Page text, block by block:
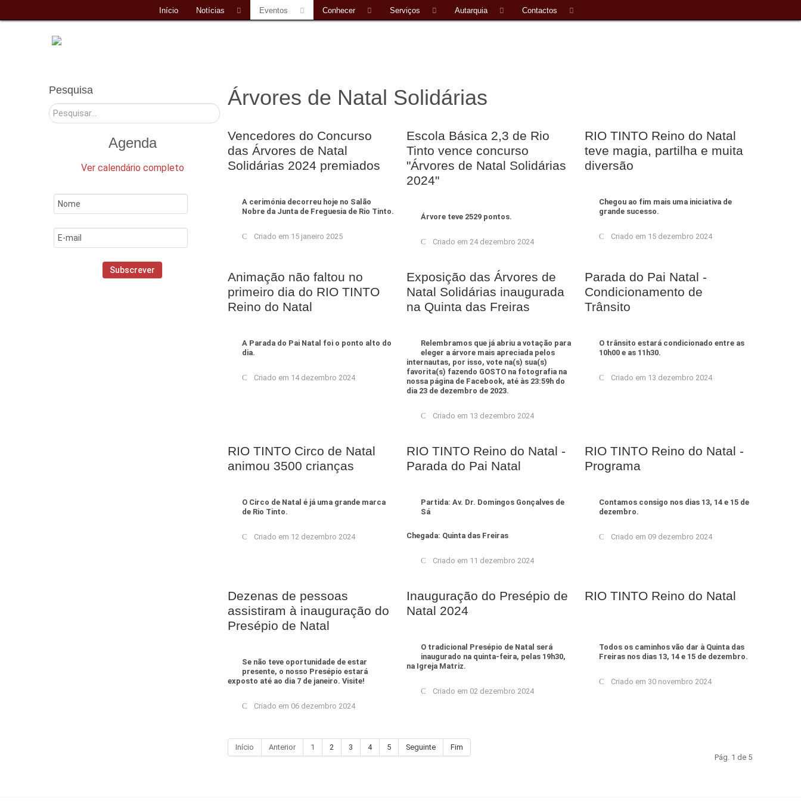
Início Notícias Eventos Conhecer Serviços Autarquia Contactos
Pesquisa
Pesquisar
Agenda
Ver calendário completo
Árvores de Natal Solidárias
Vencedores do Concurso
das Árvores de Natal
Solidárias 2024 premiados
A cerimónia decorreu hoje no Salão
Nobre da Junta de Freguesia de Rio Tinto.
Criado em 15 janeiro 2025
Escola Básica 2,3 de Rio
Tinto vence concurso
"Árvores de Natal Solidárias
2024"
Árvore teve 2529 pontos.
Criado em 24 dezembro 2024
RIO TINTO Reino do Natal
teve magia, partilha e muita
diversão
Chegou ao fim mais uma iniciativa de
grande sucesso.
Criado em 15 dezembro 2024
Animação não faltou no
primeiro dia do RIO TINTO
Reino do Natal
A Parada do Pai Natal foi o ponto alto do
dia.
Criado em 14 dezembro 2024
Exposição das Árvores de
Natal Solidárias inaugurada
na Quinta das Freiras
Relembramos que já abriu a votação para
eleger a árvore mais apreciada pelos
internautas, por isso, vote na(s) sua(s)
favorita(s) fazendo GOSTO na fotografia na
nossa página de Facebook, até às 23:59h do
dia 23 de dezembro de 2023.
Criado em 13 dezembro 2024
Parada do Pai Natal -
Condicionamento de
Trânsito
O trânsito estará condicionado entre as
10h00 e as 11h30.
Criado em 13 dezembro 2024
RIO TINTO Circo de Natal
animou 3500 crianças
O Circo de Natal é já uma grande marca
de Rio Tinto.
Criado em 12 dezembro 2024
RIO TINTO Reino do Natal -
Parada do Pai Natal
Partida: Av. Dr. Domingos Gonçalves de
Sá
Chegada: Quinta das Freiras
Criado em 11 dezembro 2024
RIO TINTO Reino do Natal -
Programa
Contamos consigo nos dias 13, 14 e 15 de
dezembro.
Criado em 09 dezembro 2024
Dezenas de pessoas
assistiram à inauguração do
Presépio de Natal
Se não teve oportunidade de estar
presente, o nosso Presépio estará
exposto até ao dia 7 de janeiro. Visite!
Criado em 06 dezembro 2024
Inauguração do Presépio de
Natal 2024
O tradicional Presépio de Natal será
inaugurado na quinta-feira, pelas 19h30,
na Igreja Matriz.
Criado em 02 dezembro 2024
RIO TINTO Reino do Natal
Todos os caminhos vão dar à Quinta das
Freiras nos dias 13, 14 e 15 de dezembro.
Criado em 30 novembro 2024
Pág. 1 de 5
Início Anterior 1 2 3 4 5 Seguinte Fim